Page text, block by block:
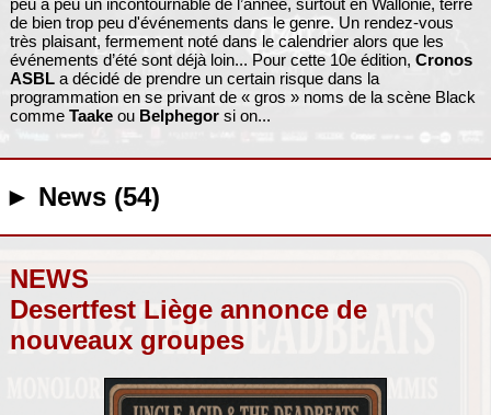
peu à peu un incontournable de l’année, surtout en Wallonie, terre
de bien trop peu d'événements dans le genre. Un rendez-vous
très plaisant, fermement noté dans le calendrier alors que les
événements d’été sont déjà loin... Pour cette 10e édition, Cronos
ASBLa décidé de prendre un certain risque dans la
programmation en se privant de « gros » noms de la scène Black
comme Taakeou Belphegorsi on...
► News (54)
NEWS
Desertfest Liège annonce de
nouveaux groupes